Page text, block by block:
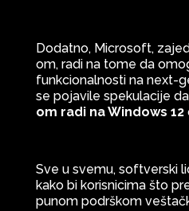
Dodatno, Microsoft,
om, radi na tome da
funkcionalnosti na next-
se pojavile spekulacije da
om radi na Windows 12
Sve u svemu, softverski
kako bi korisnicima što
punom podrškom